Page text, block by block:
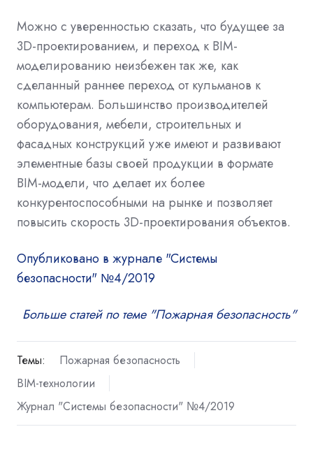
Можно с уверенностью сказать, что будущее за
3D-проектированием, и переход к BIM-
моделированию неизбежен так же, как
сделанный раннее переход от кульманов к
компьютерам. Большинство производителей
оборудования, мебели, строительных и
фасадных конструкций уже имеют и развивают
элементные базы своей продукции в формате
BIM-модели, что делает их более
конкурентоспособными на рынке и позволяет
повысить скорость 3D-проектирования объектов.
Опубликовано в журнале "Системы
безопасности" №4/2019
Больше статей по теме "Пожарная безопасность"
Темы:
Пожарная безопасность
BIM-технологии
Журнал "Системы безопасности" №4/2019